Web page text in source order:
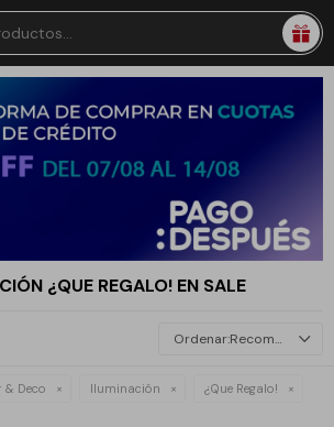
¿QUE REGALO! EN SALE
Recomendados
& Deco Iluminación ¿Que Regalo!